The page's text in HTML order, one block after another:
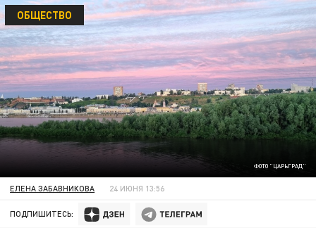
ФОТО "ЦАРЬГРАД"
ОБЩЕСТВО
ЕЛЕНА ЗАБАВНИКОВА 24 ИЮНЯ 13:56
ПОДПИШИТЕСЬ: